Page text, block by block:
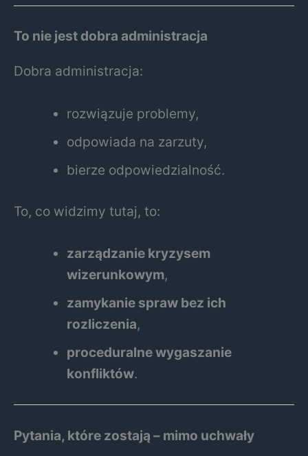
To nie jest dobra administracja
Dobra administracja:
rozwiązuje problemy,
odpowiada na zarzuty,
bierze odpowiedzialność.
To, co widzimy tutaj, to:
zarządzanie kryzysem
wizerunkowym,
zamykanie spraw bez ich
rozliczenia,
proceduralne wygaszanie
konfliktów.
Pytania, które zostają – mimo uchwały